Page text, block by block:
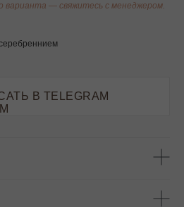
варианта — свяжитесь с менеджером.
В TELEGRAM